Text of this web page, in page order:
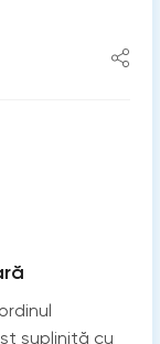
suplinită cu